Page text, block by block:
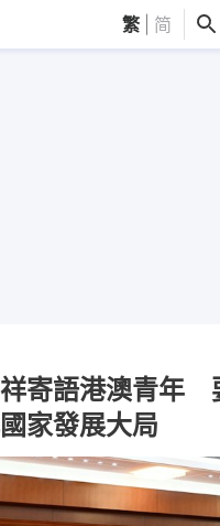
繁 简
寄語港澳青年
家發展大局